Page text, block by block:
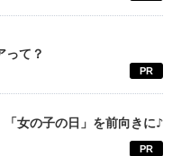
って？
PR
女の子の日」を前向きに♪
PR